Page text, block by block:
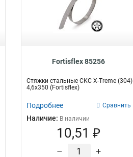
Fortisflex 85256
Стяжки стальные СКС X-Treme (304)
4,6х350 (Fortisflex)
Подробнее Сравнить
Наличие: В наличии
10,51 ₽
– +